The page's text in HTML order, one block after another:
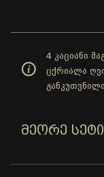
4 კაციანი
ცქრიალა
ᲛᲔᲝᲠᲔ